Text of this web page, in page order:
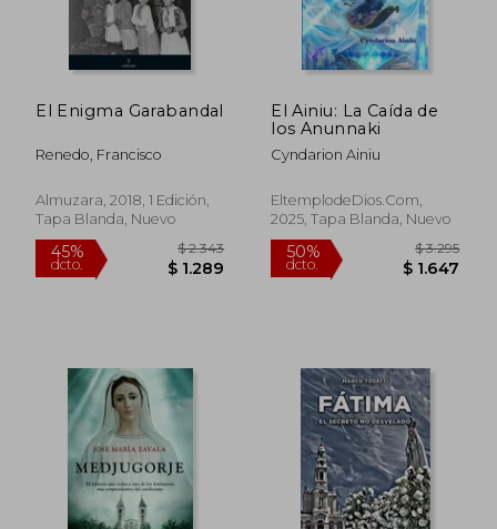
dcto. $ 708 dcto.
El Enigma Garabandal
Renedo, Francisco
Almuzara, 2018, 1 Edición,
Tapa Blanda, Nuevo
El Ainiu: La Caída de
los Anunnaki
Cyndarion Ainiu
EltemplodeDios.com,
2025, Tapa Blanda, Nuevo